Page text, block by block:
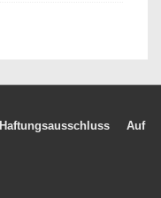
Haftungsausschluss
Auf